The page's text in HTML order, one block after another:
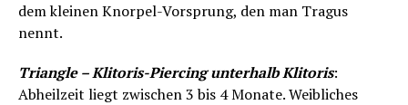
dem kleinen Knorpel-Vorsprung, den man Tragus
nennt.
Triangle – Klitoris-Piercing unterhalb Klitoris:
Abheilzeit liegt zwischen 3 bis 4 Monate. Weibliches